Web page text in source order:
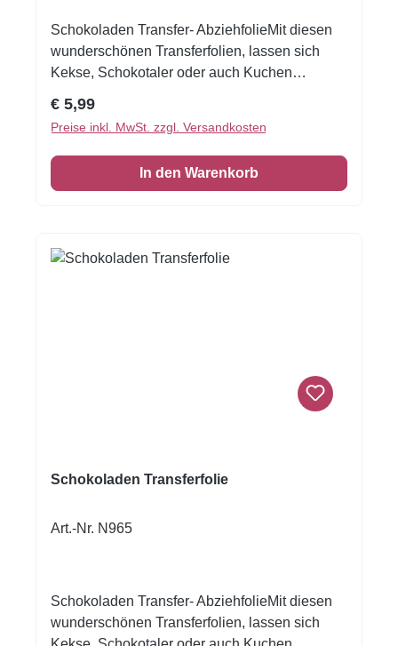
Schokoladen Transfer- AbziehfolieMit diesen
wunderschönen Transferfolien, lassen sich
Kekse, Schokotaler oder auch Kuchen
Sie die Schokolade, streichen Sie die
Schokolade auf die Transferfolie, eventuell mit
einer Aufstreichmatte und lassen Sie diese fest
werden. Folie zum Schluss vorsichtig
Regulärer Preis:
€ 5,99
Preise inkl. MwSt. zzgl. Versandkosten
In den Warenkorb
Schokoladen Transferfolie
Art.-Nr. N965
Schokoladen Transfer- AbziehfolieMit diesen
wunderschönen Transferfolien, lassen sich